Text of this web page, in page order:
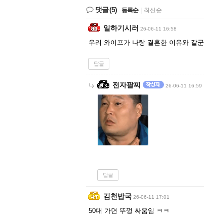
댓글(5) 등록순 최신순
일하기시러 26-06-11 16:58
우리 와이프가 나랑 결혼한 이유와 같군
답글
전자팔찌 26-06-11 16:59
답글
김천밥국 26-06-11 17:01
50대 가면 뚜껑 싸움임 ㅋㅋ